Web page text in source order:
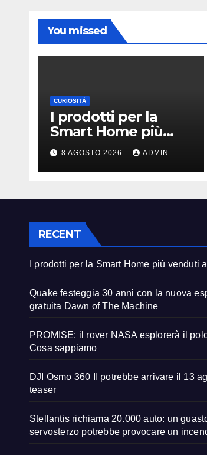
You missed
CURIOSITÀ
I prodotti per la
Smart Home più
venduti a luglio
2026
8 AGOSTO 2026 ADMIN
RECENT
I prodotti per la Smart Home più venduti
Quake festeggia 30 anni con la nuova
gratuita Dawn of The Machine
PROMISE: il rover NASA esplorerà il
Cosa sappiamo
DJI Osmo 360 II potrebbe arrivare il 13
teaser
Stellantis richiama 20.000 auto: un
servosterzo potrebbe provocare un